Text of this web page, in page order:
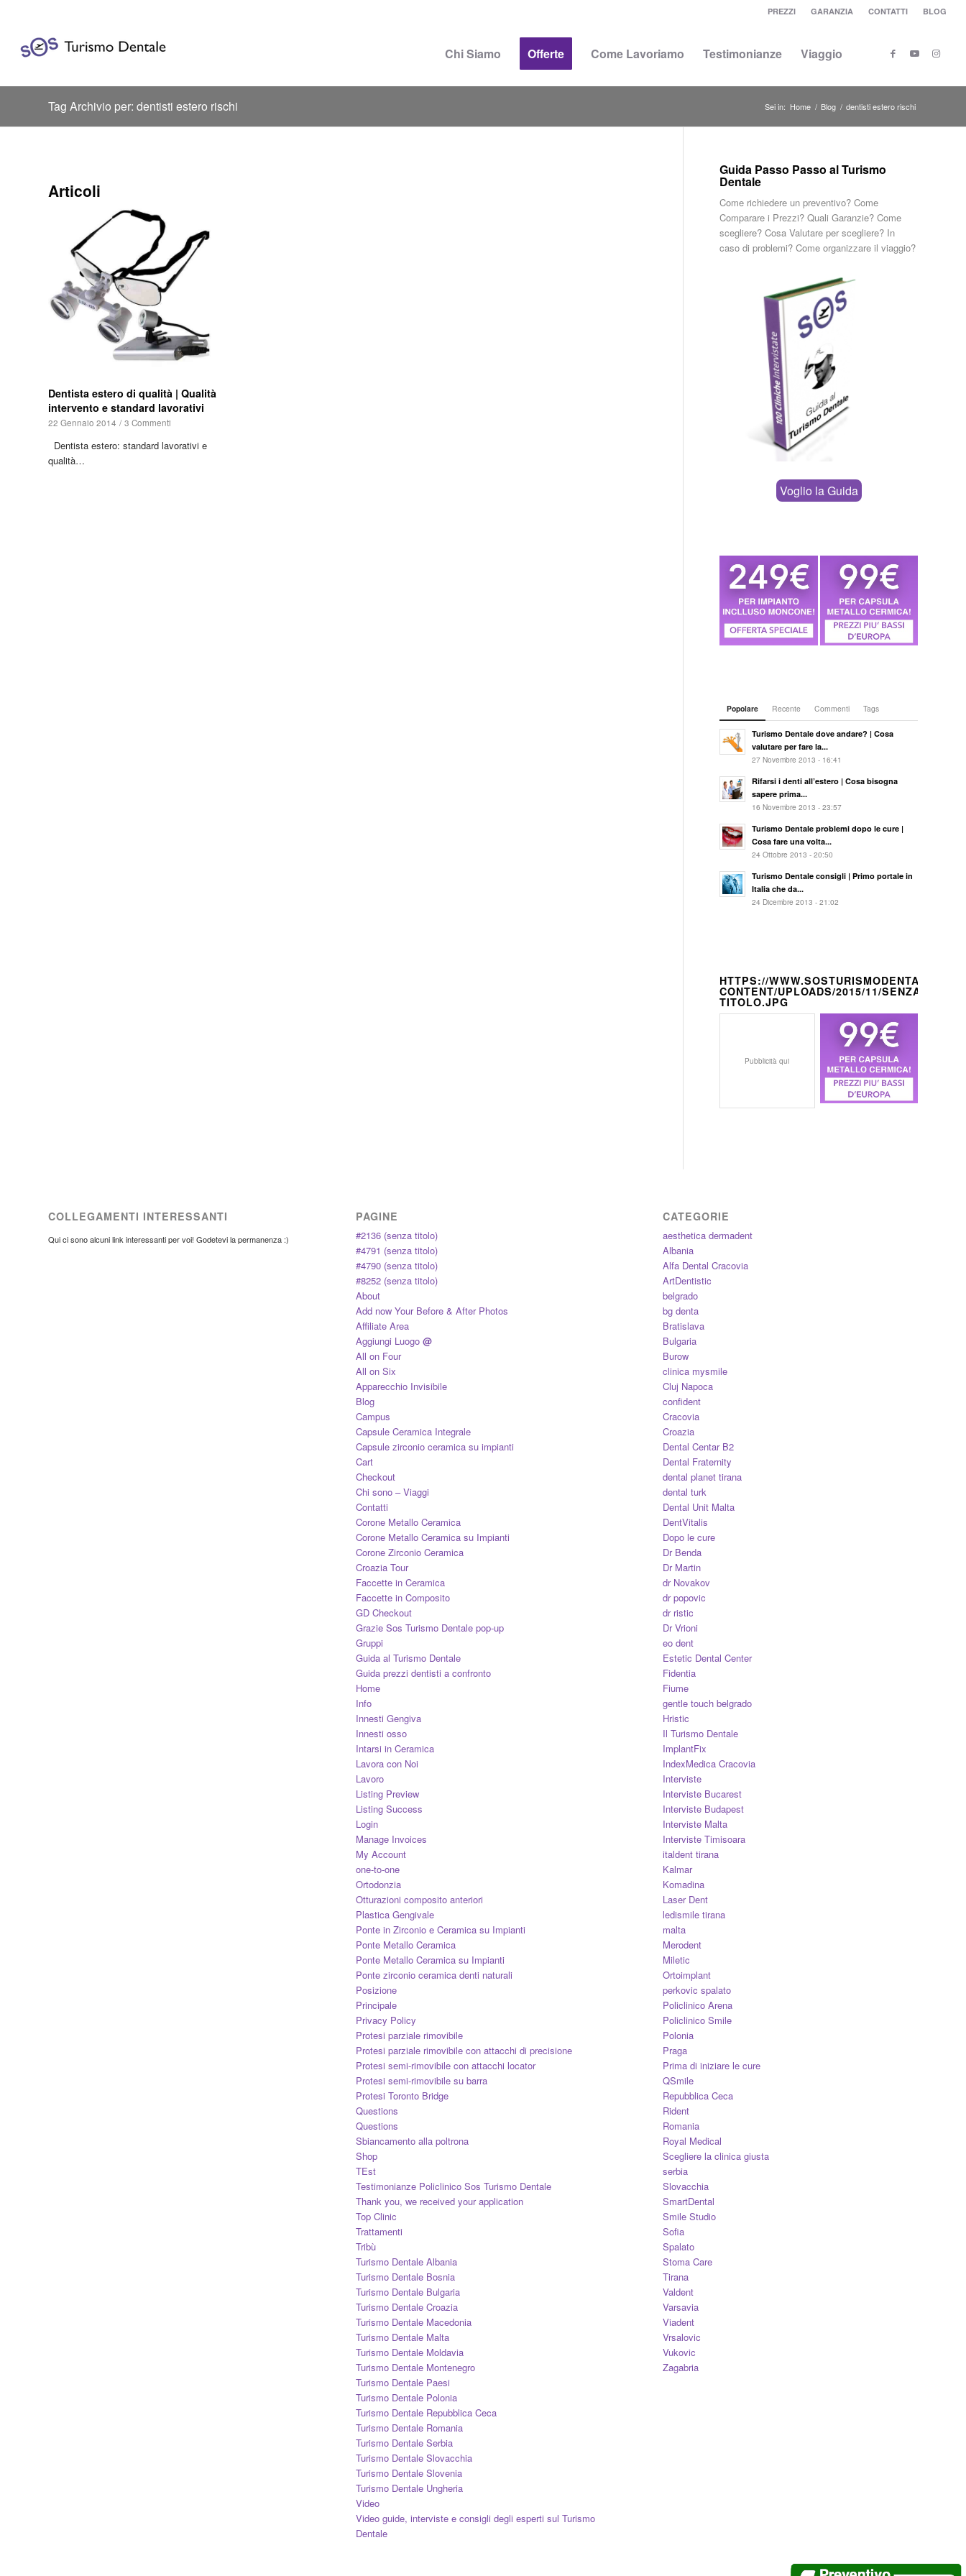
PREZZI GARANZIA CONTATTI BLOG
Chi Siamo Offerte Come Lavoriamo Testimonianze Viaggio
Tag Archivio per: dentisti estero rischi Sei in: Home / Blog / dentisti estero rischi
Articoli
Dentista estero di qualità | Qualità
intervento e standard lavorativi
22 Gennaio 2014 / 3 Commenti
Dentista estero: standard lavorativi e
qualità…
Guida Passo Passo al Turismo
Dentale
Come richiedere un preventivo? Come
Comparare i Prezzi? Quali Garanzie? Come
scegliere? Cosa Valutare per scegliere? In
caso di problemi? Come organizzare il viaggio?
Voglio la Guida
Popolare Recente Commenti Tags
Turismo Dentale dove andare? | Cosa
valutare per fare la...
27 Novembre 2013 - 16:41
Rifarsi i denti all’estero | Cosa bisogna
sapere prima...
16 Novembre 2013 - 23:57
Turismo Dentale problemi dopo le cure |
Cosa fare una volta...
24 Ottobre 2013 - 20:50
Turismo Dentale consigli | Primo portale in
Italia che da...
24 Dicembre 2013 - 21:02
HTTPS://WWW.SOSTURISMODENTALE.IT/
CONTENT/UPLOADS/2015/11/SENZA-
TITOLO.JPG
Pubblicità qui
COLLEGAMENTI INTERESSANTI
Qui ci sono alcuni link interessanti per voi! Godetevi la permanenza :)
PAGINE
#2136 (senza titolo)
#4791 (senza titolo)
#4790 (senza titolo)
#8252 (senza titolo)
About
Add now Your Before & After Photos
Affiliate Area
Aggiungi Luogo @
All on Four
All on Six
Apparecchio Invisibile
Blog
Campus
Capsule Ceramica Integrale
Capsule zirconio ceramica su impianti
Cart
Checkout
Chi sono – Viaggi
Contatti
Corone Metallo Ceramica
Corone Metallo Ceramica su Impianti
Corone Zirconio Ceramica
Croazia Tour
Faccette in Ceramica
Faccette in Composito
GD Checkout
Grazie Sos Turismo Dentale pop-up
Gruppi
Guida al Turismo Dentale
Guida prezzi dentisti a confronto
Home
Info
Innesti Gengiva
Innesti osso
Intarsi in Ceramica
Lavora con Noi
Lavoro
Listing Preview
Listing Success
Login
Manage Invoices
My Account
one-to-one
Ortodonzia
Otturazioni composito anteriori
Plastica Gengivale
Ponte in Zirconio e Ceramica su Impianti
Ponte Metallo Ceramica
Ponte Metallo Ceramica su Impianti
Ponte zirconio ceramica denti naturali
Posizione
Principale
Privacy Policy
Protesi parziale rimovibile
Protesi parziale rimovibile con attacchi di precisione
Protesi semi-rimovibile con attacchi locator
Protesi semi-rimovibile su barra
Protesi Toronto Bridge
Questions
Questions
Sbiancamento alla poltrona
Shop
TEst
Testimonianze Policlinico Sos Turismo Dentale
Thank you, we received your application
Top Clinic
Trattamenti
Tribù
Turismo Dentale Albania
Turismo Dentale Bosnia
Turismo Dentale Bulgaria
Turismo Dentale Croazia
Turismo Dentale Macedonia
Turismo Dentale Malta
Turismo Dentale Moldavia
Turismo Dentale Montenegro
Turismo Dentale Paesi
Turismo Dentale Polonia
Turismo Dentale Repubblica Ceca
Turismo Dentale Romania
Turismo Dentale Serbia
Turismo Dentale Slovacchia
Turismo Dentale Slovenia
Turismo Dentale Ungheria
Video
Video guide, interviste e consigli degli esperti sul Turismo
Dentale
CATEGORIE
aesthetica dermadent
Albania
Alfa Dental Cracovia
ArtDentistic
belgrado
bg denta
Bratislava
Bulgaria
Burow
clinica mysmile
Cluj Napoca
confident
Cracovia
Croazia
Dental Centar B2
Dental Fraternity
dental planet tirana
dental turk
Dental Unit Malta
DentVitalis
Dopo le cure
Dr Benda
Dr Martin
dr Novakov
dr popovic
dr ristic
Dr Vrioni
eo dent
Estetic Dental Center
Fidentia
Fiume
gentle touch belgrado
Hristic
Il Turismo Dentale
ImplantFix
IndexMedica Cracovia
Interviste
Interviste Bucarest
Interviste Budapest
Interviste Malta
Interviste Timisoara
italdent tirana
Kalmar
Komadina
Laser Dent
ledismile tirana
malta
Merodent
Miletic
Ortoimplant
perkovic spalato
Policlinico Arena
Policlinico Smile
Polonia
Praga
Prima di iniziare le cure
QSmile
Repubblica Ceca
Rident
Romania
Royal Medical
Scegliere la clinica giusta
serbia
Slovacchia
SmartDental
Smile Studio
Sofia
Spalato
Stoma Care
Tirana
Valdent
Varsavia
Viadent
Vrsalovic
Vukovic
Zagabria